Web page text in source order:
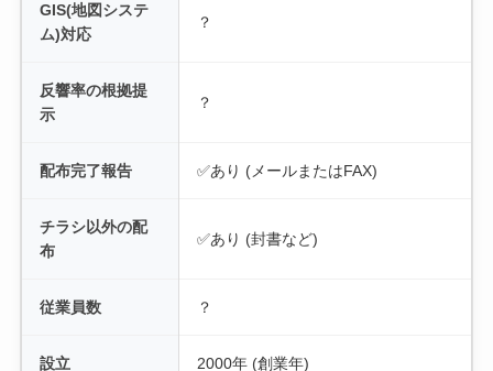
GIS(地図システ
ム)対応
？
反響率の根拠提
示
？
配布完了報告 ✅あり (メールまたはFAX)
チラシ以外の配
布
✅あり (封書など)
従業員数 ？
設立 2000年 (創業年)